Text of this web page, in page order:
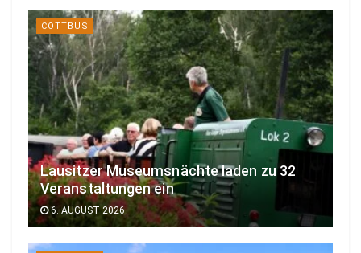
COTTBUS
Lausitzer Museumsnächte laden zu 32
Veranstaltungen ein
6. AUGUST 2026